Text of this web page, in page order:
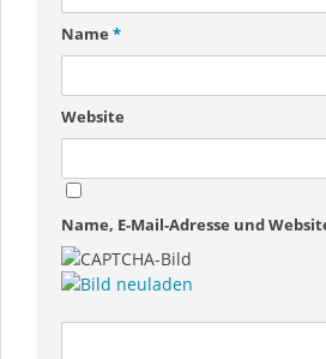
Name *
Website
Name, E-Mail-Adresse und